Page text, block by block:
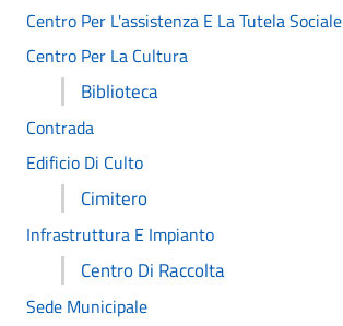
Centro Per L'assistenza E La Tutela Sociale
Centro Per La Cultura
Biblioteca
Contrada
Edificio Di Culto
Cimitero
Infrastruttura E Impianto
Centro Di Raccolta
Sede Municipale